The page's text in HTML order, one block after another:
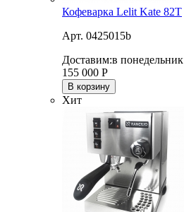
Кофеварка Lelit Kate 82T
Арт. 0425015b
Доставим:в понедельник
155 000 Р
В корзину
Хит